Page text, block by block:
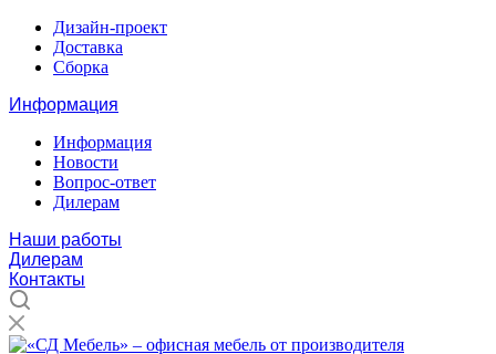
Дизайн-проект
Доставка
Сборка
Информация
Информация
Новости
Вопрос-ответ
Дилерам
Наши работы
Дилерам
Контакты